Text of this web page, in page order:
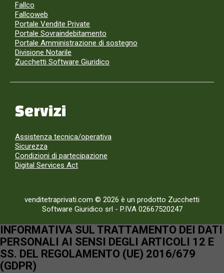
Fallco
Fallcoweb
Portale Vendite Private
Portale Sovraindebitamento
Portale Amministrazione di sostegno
Divisione Notarile
Zucchetti Software Giuridico
Servizi
Assistenza tecnica/operativa
Sicurezza
Condizioni di partecipazione
Digital Services Act
venditetraprivati.com © 2026 è un prodotto Zucchetti
Software Giuridico srl - P.IVA 02667520247
INFORMATIVA SUL TRATTAMENTO DEI DATI
PERSONALI AI SENSI DEGLI ARTICOLI 12 E
SS. DEL REGOLAMENTO (UE) 2016/679
(GDPR)